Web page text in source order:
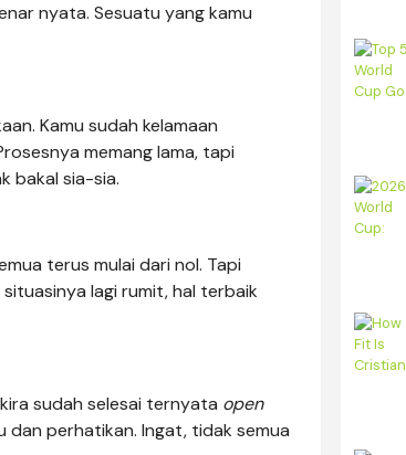
nyata. Sesuatu yang kamu
Kamu sudah kelamaan
memang lama, tapi
bakal sia-sia.
terus mulai dari nol. Tapi
lagi rumit, hal terbaik
sudah selesai ternyata open
dan perhatikan. Ingat, tidak semua